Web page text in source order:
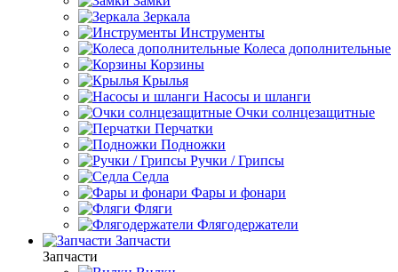
Зеркала
Инструменты
Колеса дополнительные
Корзины
Крылья
Насосы и шланги
Очки солнцезащитные
Перчатки
Подножки
Ручки / Грипсы
Седла
Фары и фонари
Фляги
Флягодержатели
Запчасти
Запчасти